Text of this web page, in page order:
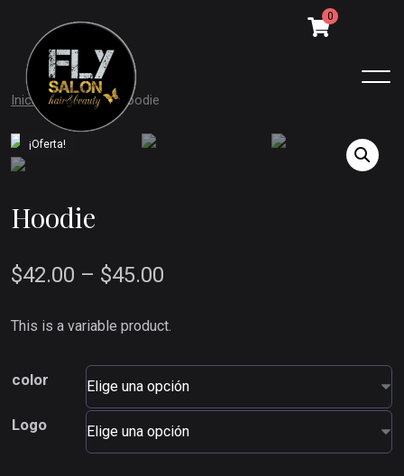
0
Inicio /Hoodies/ Hoodie
¡Oferta!
Hoodie
$42.00 – $45.00
This is a variable product.
color
Logo